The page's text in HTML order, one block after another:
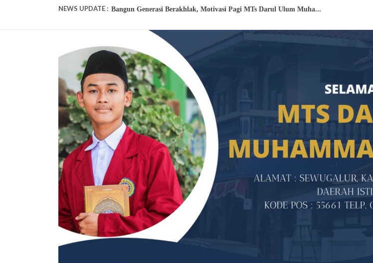
NEWS UPDATE : Bangun Generasi Berakhlak, Motivasi Pagi MTs Darul Ulum Muha...
Mantapkan Pemahaman Syariat, Guru dan Karyawan MTs Darul Ulu...
Tingkatkan Literasi Digital Guru, MTs Darul Ulum Muhammadiya...
Peringati Milad ke-94, Darul Ulum Sukses Gerakkan 3.000 Mass...
Torehkan Prestasi, Siswa MTs Darul 'Ulum Muhammadiyah Galur ...
Seminar Literasi MTs Darul Ulum Muhammadiyah Galur: Semangat...
“Al-Quran: The Ultimate Life-GPS”, MTs Darul Ulum Muhamm...
Bersama dalam Ikhtiar dan Doa, Siswa MTs Darul Ulum Muhammad...
Ujian Praktik IPA Kelas IX MTs Darul ‘Ulum Muhammadiyah Ga...
Matrikulasi Al-Qur'an dan Iqra, MTs Darul Ulum Muhammadiyah ...